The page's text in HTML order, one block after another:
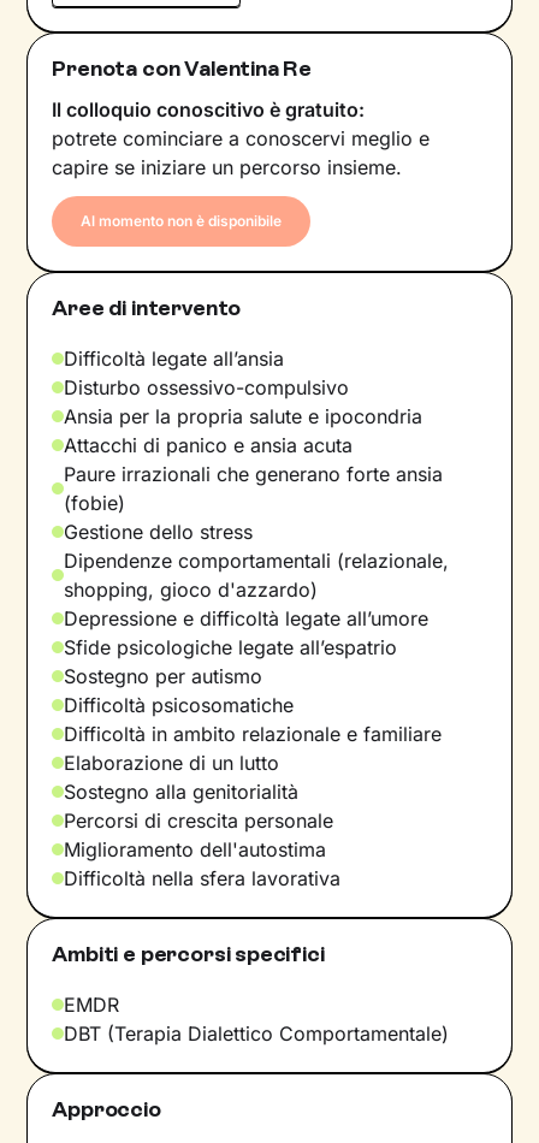
Prenota con Valentina Re
Il colloquio conoscitivo è gratuito:
potrete cominciare a conoscervi meglio e
capire se iniziare un percorso insieme.
Al momento non è disponibile
Aree di intervento
Difficoltà legate all’ansia
Disturbo ossessivo-compulsivo
Ansia per la propria salute e ipocondria
Attacchi di panico e ansia acuta
Paure irrazionali che generano forte ansia
(fobie)
Gestione dello stress
Dipendenze comportamentali (relazionale,
shopping, gioco d'azzardo)
Depressione e difficoltà legate all’umore
Sfide psicologiche legate all’espatrio
Sostegno per autismo
Difficoltà psicosomatiche
Difficoltà in ambito relazionale e familiare
Elaborazione di un lutto
Sostegno alla genitorialità
Percorsi di crescita personale
Miglioramento dell'autostima
Difficoltà nella sfera lavorativa
Ambiti e percorsi specifici
EMDR
DBT (Terapia Dialettico Comportamentale)
Approccio